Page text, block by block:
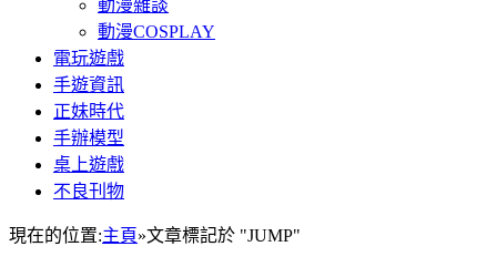
動漫雜談
動漫COSPLAY
電玩遊戲
手遊資訊
正妹時代
手辦模型
桌上遊戲
不良刊物
現在的位置:主頁»文章標記於 "JUMP"